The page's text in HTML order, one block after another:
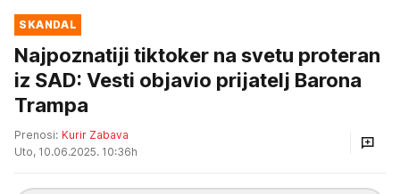
SKANDAL
Najpoznatiji tiktoker na svetu proteran
iz SAD: Vesti objavio prijatelj Barona
Trampa
Prenosi: Kurir Zabava
Uto, 10.06.2025. 10:36h